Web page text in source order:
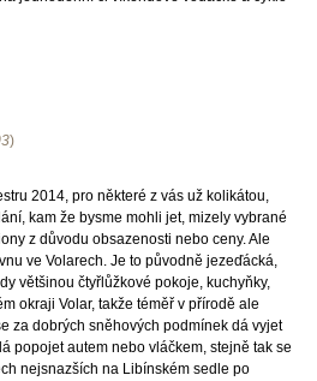
)
2014, pro některé z vás už kolikátou,
kam že bysme mohli jet, mizely vybrané
z důvodu obsazenosti nebo ceny. Ale
ve Volarech. Je to původně jezeďácká,
většinou čtyřlůžkové pokoje, kuchyňky,
okraji Volar, takže téměř v přírodě ale
za dobrých sněhových podmínek dá vyjet
popojet autem nebo vláčkem, stejně tak se
nejsnazších na Libínském sedle po